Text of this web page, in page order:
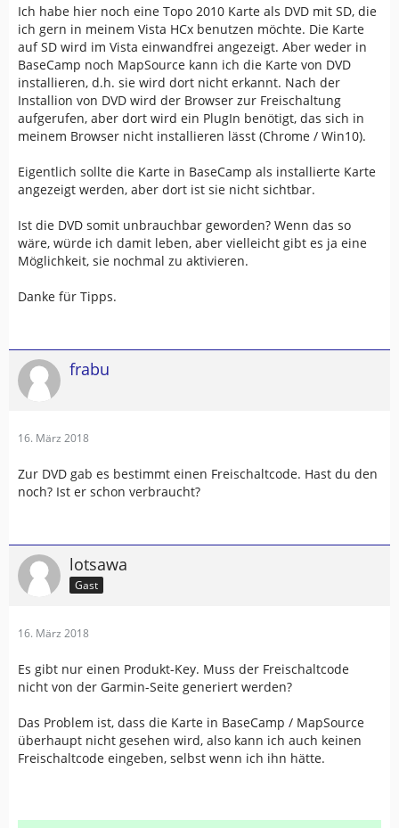
Ich habe hier noch eine Topo 2010 Karte als DVD mit SD, die
ich gern in meinem Vista HCx benutzen möchte. Die Karte
auf SD wird im Vista einwandfrei angezeigt. Aber weder in
BaseCamp noch MapSource kann ich die Karte von DVD
installieren, d.h. sie wird dort nicht erkannt. Nach der
Installion von DVD wird der Browser zur Freischaltung
aufgerufen, aber dort wird ein PlugIn benötigt, das sich in
meinem Browser nicht installieren lässt (Chrome / Win10).
Eigentlich sollte die Karte in BaseCamp als installierte Karte
angezeigt werden, aber dort ist sie nicht sichtbar.
Ist die DVD somit unbrauchbar geworden? Wenn das so
wäre, würde ich damit leben, aber vielleicht gibt es ja eine
Möglichkeit, sie nochmal zu aktivieren.
Danke für Tipps.
frabu
16. März 2018
Zur DVD gab es bestimmt einen Freischaltcode. Hast du den
noch? Ist er schon verbraucht?
lotsawa
Gast
16. März 2018
Es gibt nur einen Produkt-Key. Muss der Freischaltcode
nicht von der Garmin-Seite generiert werden?
Das Problem ist, dass die Karte in BaseCamp / MapSource
überhaupt nicht gesehen wird, also kann ich auch keinen
Freischaltcode eingeben, selbst wenn ich ihn hätte.